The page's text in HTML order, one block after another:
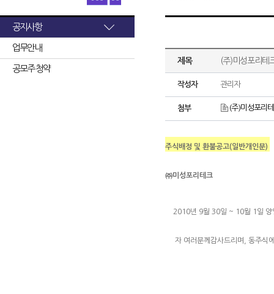
공지사항
업무안내
공모주 청약
제목 (주)미성포리테
작성자 관리자
첨부 (주)미성포리
주식배정 및 환불공고(일반개인분)
㈜미성포리테크
2010년 9월 30일 ~ 10월 1일 양
자 여러분께감사드리며, 동주식